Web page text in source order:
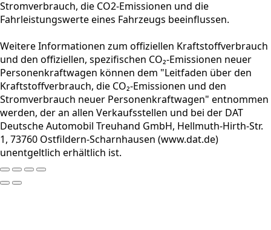
Stromverbrauch, die CO2-Emissionen und die
Fahrleistungswerte eines Fahrzeugs beeinflussen.
Weitere Informationen zum offiziellen Kraftstoffverbrauch
und den offiziellen, spezifischen CO₂-Emissionen neuer
Personenkraftwagen können dem "Leitfaden über den
Kraftstoffverbrauch, die CO₂-Emissionen und den
Stromverbrauch neuer Personenkraftwagen" entnommen
werden, der an allen Verkaufsstellen und bei der DAT
Deutsche Automobil Treuhand GmbH, Hellmuth-Hirth-Str.
1, 73760 Ostfildern-Scharnhausen (www.dat.de)
unentgeltlich erhältlich ist.